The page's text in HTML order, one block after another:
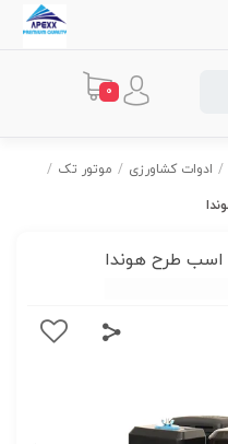
0
/ ادوات کشاورزی / موتور تک /